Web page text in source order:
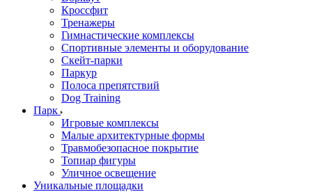
Кроссфит
Тренажеры
Гимнастические комплексы
Спортивные элементы и оборудование
Скейт-парки
Паркур
Полоса препятствий
Dog Training
Парк
Игровые комплексы
Малые архитектурные формы
Травмобезопасное покрытие
Топиар фигуры
Уличное освещение
Уникальные площадки